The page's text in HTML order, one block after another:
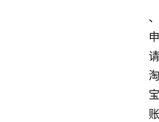
、
申
请
淘
宝
账